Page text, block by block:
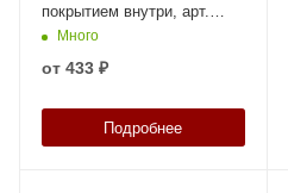
покрытием внутри, арт.
ВМк 25б с покрытием (Б),
Много
от 433 ₽
Подробнее